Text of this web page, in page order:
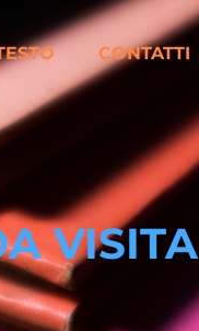
CONTATTI
VISITA